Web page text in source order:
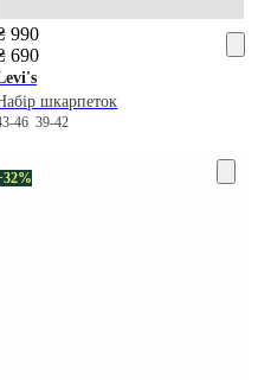
990
690
шкарпеток
4639-42